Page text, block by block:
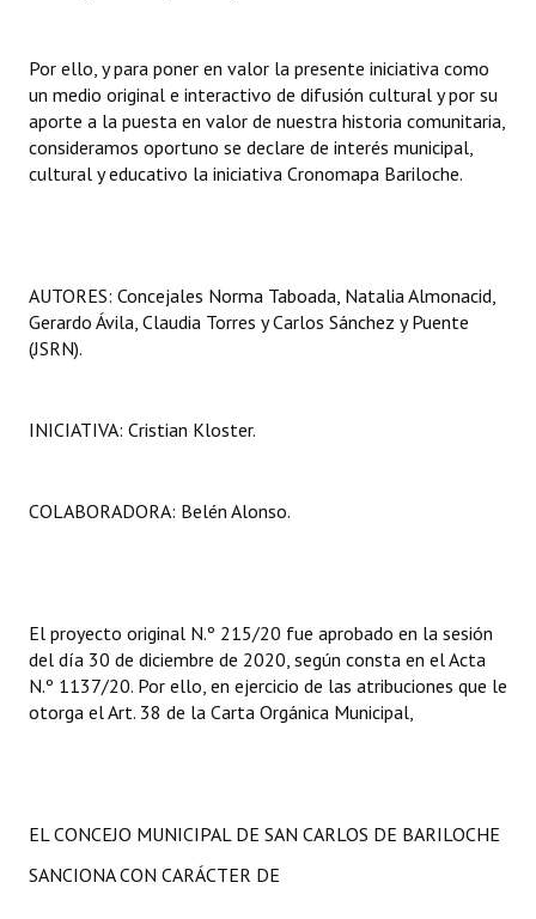
Por ello, y para poner en valor la presente iniciativa como
un medio original e interactivo de difusión cultural y por su
aporte a la puesta en valor de nuestra historia comunitaria,
consideramos oportuno se declare de interés municipal,
cultural y educativo la iniciativa Cronomapa Bariloche.
AUTORES: Concejales Norma Taboada, Natalia Almonacid,
Gerardo Ávila, Claudia Torres y Carlos Sánchez y Puente
(JSRN).
INICIATIVA: Cristian Kloster.
COLABORADORA: Belén Alonso.
El proyecto original N.º 215/20 fue aprobado en la sesión
del día 30 de diciembre de 2020, según consta en el Acta
N.º 1137/20. Por ello, en ejercicio de las atribuciones que le
otorga el Art. 38 de la Carta Orgánica Municipal,
EL CONCEJO MUNICIPAL DE SAN CARLOS DE BARILOCHE
SANCIONA CON CARÁCTER DE